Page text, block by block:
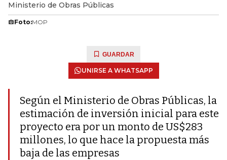
Ministerio de Obras Públicas
Foto:MOP
GUARDAR
UNIRSE A WHATSAPP
Según el Ministerio de Obras Públicas, la
estimación de inversión inicial para este
proyecto era por un monto de US$283
millones, lo que hace la propuesta más
baja de las empresas